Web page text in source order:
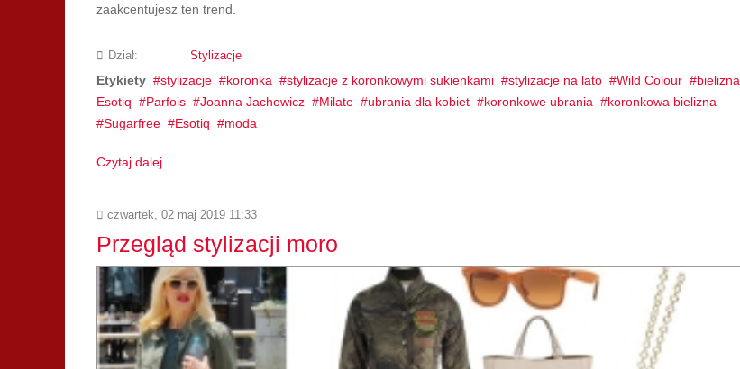
zaakcentujesz ten trend.
Dział: Stylizacje
Etykiety stylizacje koronka stylizacje z koronkowymi sukienkami stylizacje na lato Wild Colour
bielizna
Esotiq
Parfois Joanna Jachowicz Milate ubrania dla kobiet koronkowe ubrania
koronkowa bielizna
Sugarfree
Esotiq moda
Czytaj dalej...
czwartek, 02 maj 2019 11:33
Przegląd stylizacji moro